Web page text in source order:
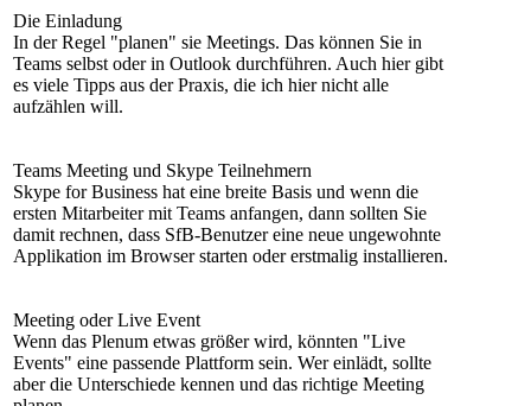
Die Einladung
In der Regel "planen" sie Meetings. Das können Sie in
Teams selbst oder in Outlook durchführen. Auch hier gibt
es viele Tipps aus der Praxis, die ich hier nicht alle
aufzählen will.
Teams Meeting und Skype Teilnehmern
Skype for Business hat eine breite Basis und wenn die
ersten Mitarbeiter mit Teams anfangen, dann sollten Sie
damit rechnen, dass SfB-Benutzer eine neue ungewohnte
Applikation im Browser starten oder erstmalig installieren.
Meeting oder Live Event
Wenn das Plenum etwas größer wird, könnten "Live
Events" eine passende Plattform sein. Wer einlädt, sollte
aber die Unterschiede kennen und das richtige Meeting